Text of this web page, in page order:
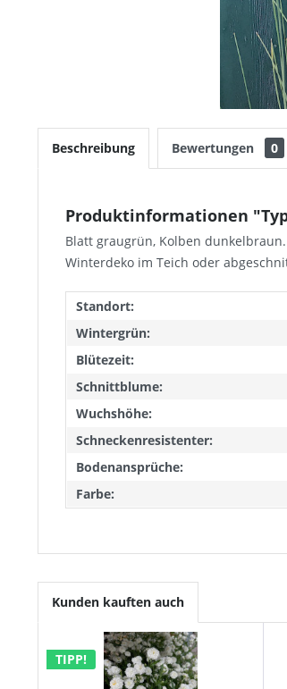
Beschreibung Bewertungen 0
Produktinformationen
Blatt graugrün, Kolben
Winterdeko im Teich oder
Standort:
Wintergrün:
Blütezeit:
Schnittblume:
Wuchshöhe:
Schneckenresistenter:
Bodenansprüche:
Farbe:
Kunden kauften auch
TIPP!